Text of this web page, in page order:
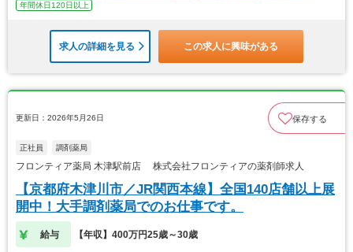
年間休日120日以上
求人の詳細を見る この求人に興味がある
更新日：2026年5月26日 保存する
正社員 調剤薬局
フロンティア薬局 木津駅前店 株式会社フロンティアの薬剤師求人
【京都府木津川市／JR関西本線】全国140店舗以上展
開中！大手調剤薬局でのお仕事です。
給与 【年収】400万円25歳～30歳